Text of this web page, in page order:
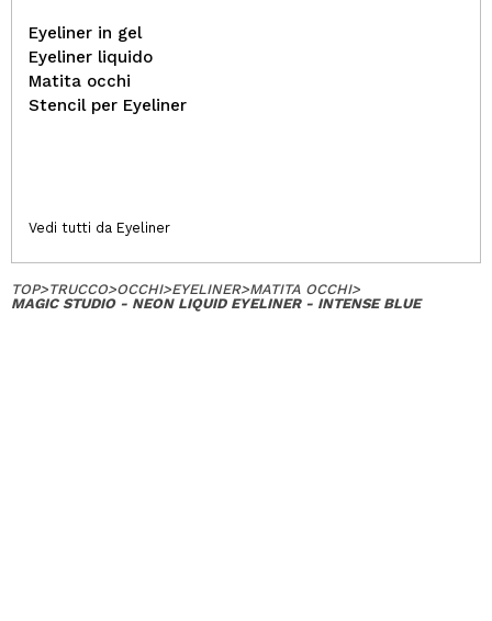
Eyeliner in gel
Eyeliner liquido
Matita occhi
Stencil per Eyeliner
Vedi tutti da Eyeliner
TOP>TRUCCO>OCCHI>EYELINER>MATITA OCCHI>
MAGIC STUDIO - NEON LIQUID EYELINER - INTENSE BLUE